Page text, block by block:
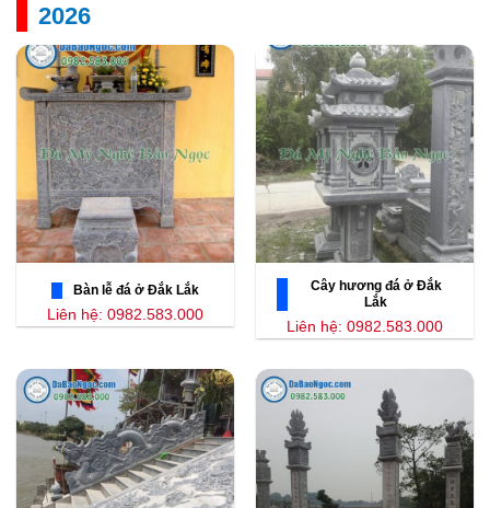
2026
Bàn lễ đá ở Đắk Lắk
Liên hệ: 0982.583.000
Cây hương đá ở Đắk
Lắk
Liên hệ: 0982.583.000